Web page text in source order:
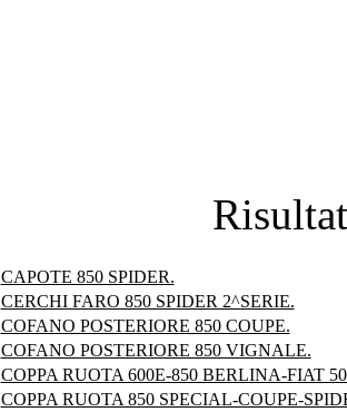
CAPOTE 850 SPIDER.
CERCHI FARO 850 SPIDER 2^SERIE.
COFANO POSTERIORE 850 COUPE.
COFANO POSTERIORE 850 VIGNALE.
COPPA RUOTA 600E-850 BERLINA-FIAT
COPPA RUOTA 850 SPECIAL-COUPE-